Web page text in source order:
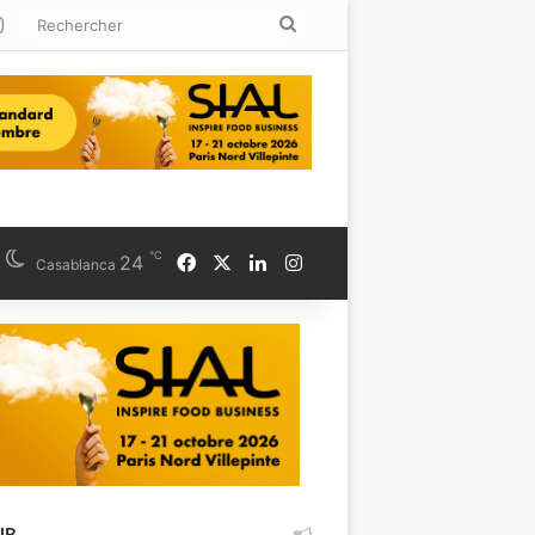
Instagram
Casablanca 24 ℃ FacebookLinkedinInstagram